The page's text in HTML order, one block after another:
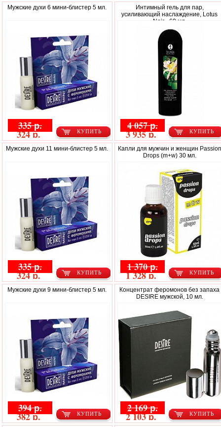
Мужские духи 6 мини-блистер 5 мл.
КУПИТЬ
335 р.
324 р.
Интимный гель для пар,
усиливающий наслаждение, Lotus
Noir - 60 мл.
КУПИТЬ
4 057 р.
3 935 р.
Мужские духи 11 мини-блистер 5 мл.
КУПИТЬ
335 р.
324 р.
Капли для мужчин и женщин Passion
Drops (m+w) 30 мл.
КУПИТЬ
1 370 р.
1 328 р.
Мужские духи 9 мини-блистер 5 мл.
КУПИТЬ
394 р.
382 р.
Концентрат феромонов без запаха
DESIRE мужской, 10 мл.
КУПИТЬ
2 169 р.
2 103 р.